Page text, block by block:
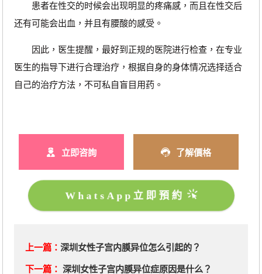
患者在性交的时候会出现明显的疼痛感，而且在性交后
还有可能会出血，并且有腰酸的感受。
因此，医生提醒，最好到正规的医院进行检查，在专业
医生的指导下进行合理治疗，根据自身的身体情况选择适合
自己的治疗方法，不可私自盲目用药。
立即咨詢 了解價格
WhatsApp立即預約
上一篇： 深圳女性子宫内膜异位怎么引起的？
下一篇： 深圳女性子宫内膜异位症原因是什么？